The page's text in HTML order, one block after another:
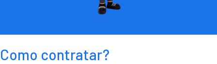
Como contratar?